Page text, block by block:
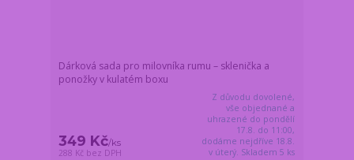
Dárková sada pro milovníka rumu – sklenička a
ponožky v kulatém boxu
349 Kč/ks
288 Kč bez DPH
Z důvodu dovolené,
vše objednané a
uhrazené do pondělí
17.8. do 11:00,
dodáme nejdříve 18.8.
v úterý. Skladem 5 ks